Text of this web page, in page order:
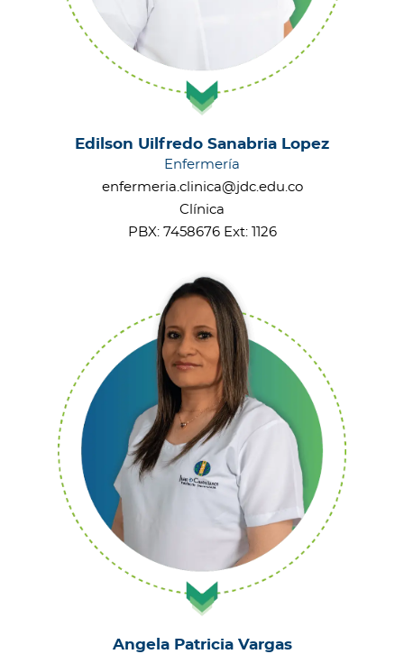
Edilson Uilfredo Sanabria Lopez
Enfermería
enfermeria.clinica@jdc.edu.co
Clínica
PBX: 7458676 Ext: 1126
Angela Patricia Vargas